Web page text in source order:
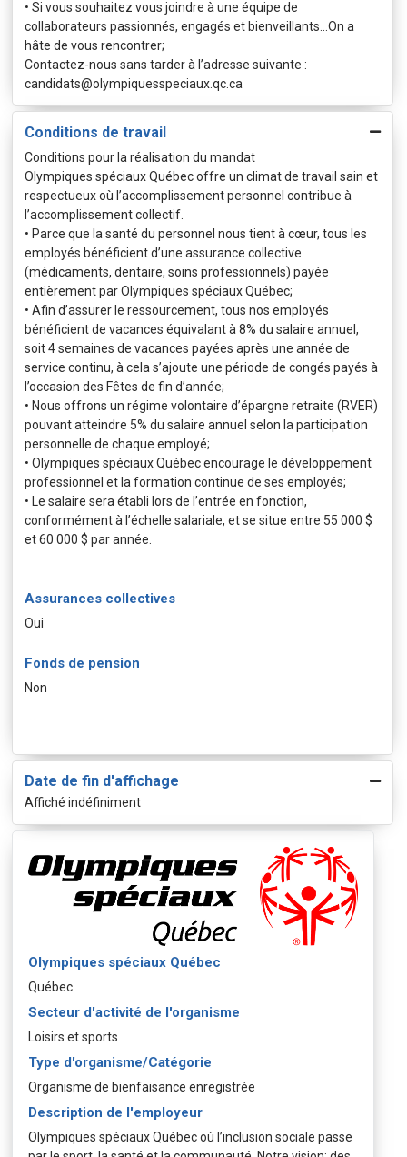
• Si vous souhaitez vous joindre à une équipe de
collaborateurs passionnés, engagés et bienveillants...On a
hâte de vous rencontrer;
Contactez-nous sans tarder à l’adresse suivante :
candidats@olympiquesspeciaux.qc.ca
Conditions de travail
Conditions pour la réalisation du mandat
Olympiques spéciaux Québec offre un climat de travail sain et
respectueux où l’accomplissement personnel contribue à
l’accomplissement collectif.
• Parce que la santé du personnel nous tient à cœur, tous les
employés bénéficient d’une assurance collective
(médicaments, dentaire, soins professionnels) payée
entièrement par Olympiques spéciaux Québec;
• Afin d’assurer le ressourcement, tous nos employés
bénéficient de vacances équivalant à 8% du salaire annuel,
soit 4 semaines de vacances payées après une année de
service continu, à cela s’ajoute une période de congés payés à
l’occasion des Fêtes de fin d’année;
• Nous offrons un régime volontaire d’épargne retraite (RVER)
pouvant atteindre 5% du salaire annuel selon la participation
personnelle de chaque employé;
• Olympiques spéciaux Québec encourage le développement
professionnel et la formation continue de ses employés;
• Le salaire sera établi lors de l’entrée en fonction,
conformément à l’échelle salariale, et se situe entre 55 000 $
et 60 000 $ par année.
Assurances collectives
Oui
Fonds de pension
Non
Date de fin d'affichage
Affiché indéfiniment
Olympiques spéciaux Québec
Québec
Secteur d'activité de l'organisme
Loisirs et sports
Type d'organisme/Catégorie
Organisme de bienfaisance enregistrée
Description de l'employeur
Olympiques spéciaux Québec où l’inclusion sociale passe